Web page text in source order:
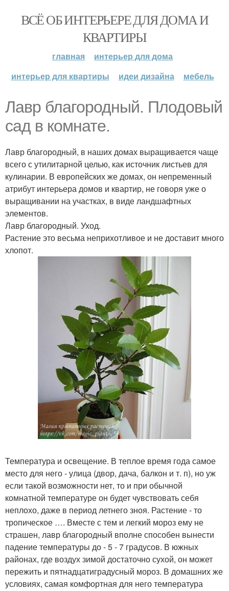
ВСЁ ОБ ИНТЕРЬЕРЕ ДЛЯ ДОМА И
КВАРТИРЫ
главная
интерьер для дома
интерьер для квартиры
идеи дизайна мебель
Лавр благородный. Плодовый
сад в комнате.
Лавр благородный, в наших домах выращивается чаще
всего с утилитарной целью, как источник листьев для
кулинарии. В европейских же домах, он непременный
атрибут интерьера домов и квартир, не говоря уже о
выращивании на участках, в виде ландшафтных
элементов.
Лавр благородный. Уход.
Растение это весьма неприхотливое и не доставит много
хлопот.
Температура и освещение. В теплое время года самое
место для него - улица (двор, дача, балкон и т. п), но уж
если такой возможности нет, то и при обычной
комнатной температуре он будет чувствовать себя
неплохо, даже в период летнего зноя. Растение - то
тропическое …. Вместе с тем и легкий мороз ему не
страшен, лавр благородный вполне способен вынести
падение температуры до - 5 - 7 градусов. В южных
районах, где воздух зимой достаточно сухой, он может
пережить и пятнадцатиградусный мороз. В домашних же
условиях, самая комфортная для него температура